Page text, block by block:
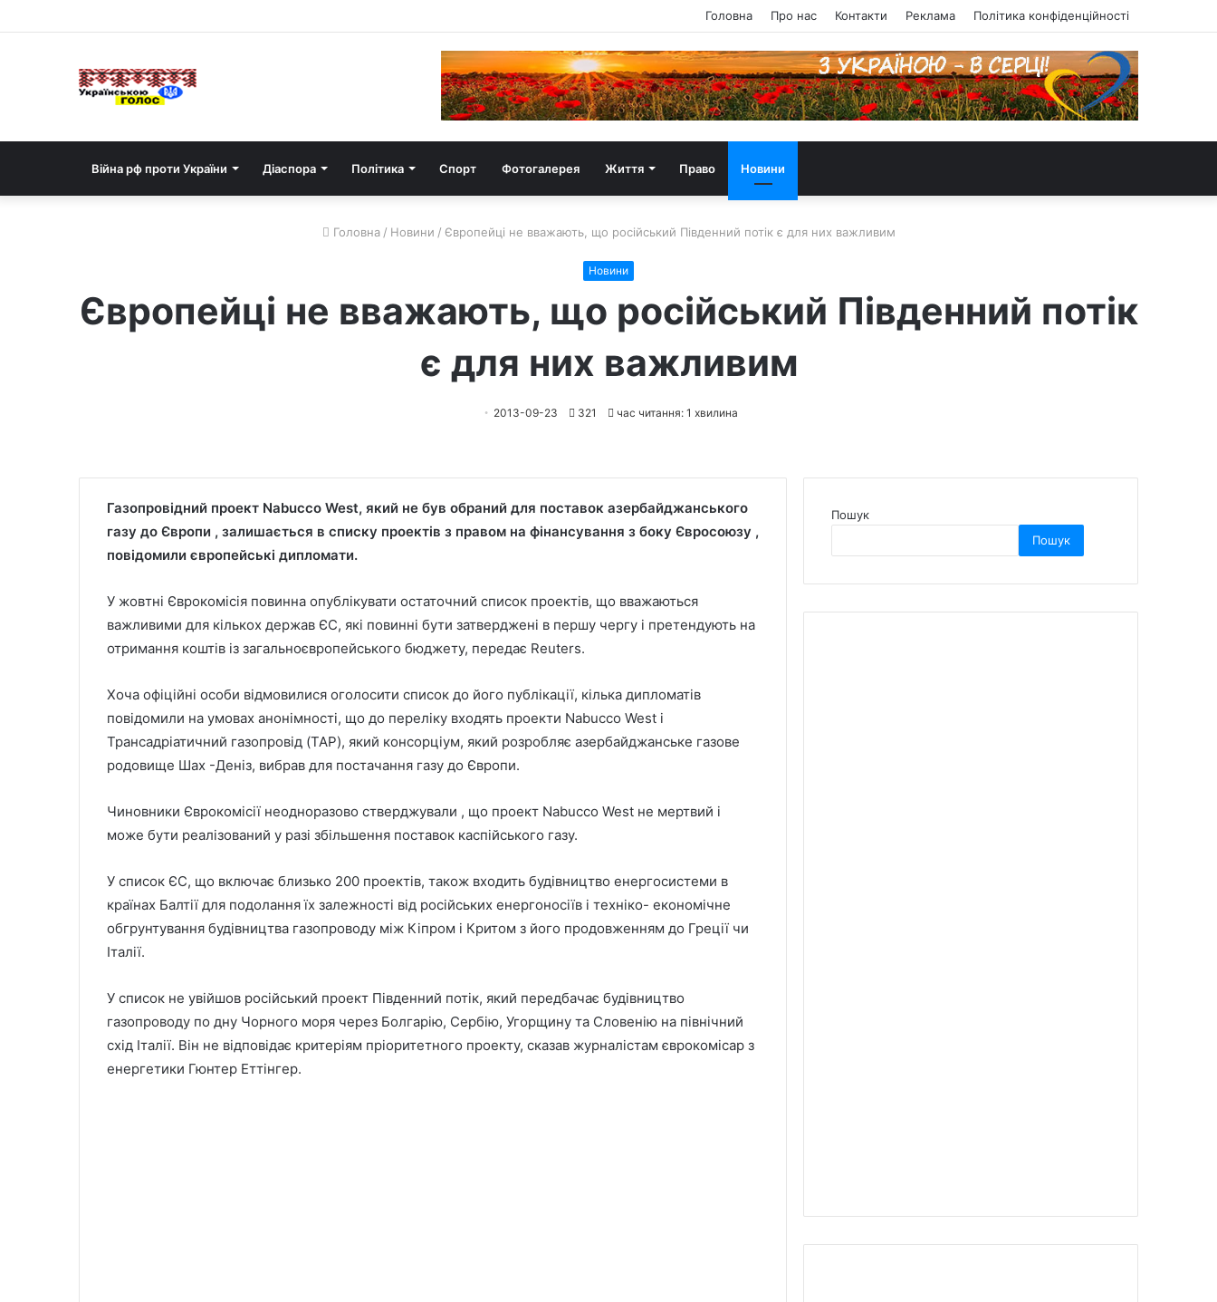
Головна Про нас Контакти Реклама Політика конфіденційності
Війна рф проти України Діаспора Політика Спорт Фотогалерея Життя Право Новини
Головна / Новини / Європейці не вважають, що російський Південний потік є для них важливим
Новини
Європейці не вважають, що російський Південний потік
є для них важливим
2013-09-23 321 час читання: 1 хвилина
Газопровідний проект Nabucco West, який не був обраний для поставок азербайджанського
газу до Європи , залишається в списку проектів з правом на фінансування з боку Євросоюзу ,
повідомили європейські дипломати.
У жовтні Єврокомісія повинна опублікувати остаточний список проектів, що вважаються
важливими для кількох держав ЄС, які повинні бути затверджені в першу чергу і претендують на
отримання коштів із загальноєвропейського бюджету, передає Reuters.
Хоча офіційні особи відмовилися оголосити список до його публікації, кілька дипломатів
повідомили на умовах анонімності, що до переліку входять проекти Nabucco West і
Трансадріатичний газопровід (TAP), який консорціум, який розробляє азербайджанське газове
родовище Шах -Деніз, вибрав для постачання газу до Європи.
Чиновники Єврокомісії неодноразово стверджували , що проект Nabucco West не мертвий і
може бути реалізований у разі збільшення поставок каспійського газу.
У список ЄС, що включає близько 200 проектів, також входить будівництво енергосистеми в
країнах Балтії для подолання їх залежності від російських енергоносіїв і техніко- економічне
обгрунтування будівництва газопроводу між Кіпром і Критом з його продовженням до Греції чи
Італії.
У список не увійшов російський проект Південний потік, який передбачає будівництво
газопроводу по дну Чорного моря через Болгарію, Сербію, Угорщину та Словенію на північний
схід Італії. Він не відповідає критеріям пріоритетного проекту, сказав журналістам єврокомісар з
енергетики Гюнтер Еттінгер.
Пошук
Пошук